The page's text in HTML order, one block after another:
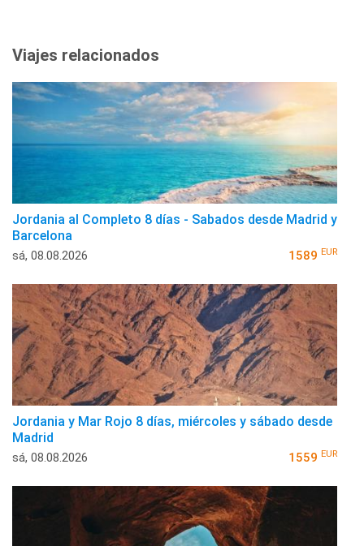
Viajes relacionados
Jordania al Completo 8 días - Sabados desde Madrid y
Barcelona
sá, 08.08.2026 1589 EUR
Jordania y Mar Rojo 8 días, miércoles y sábado desde
Madrid
sá, 08.08.2026 1559 EUR